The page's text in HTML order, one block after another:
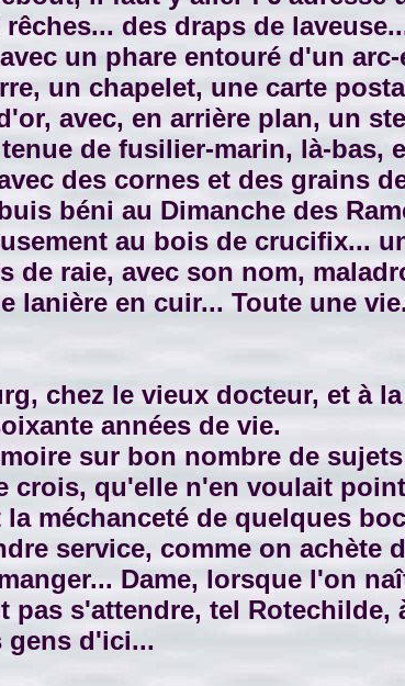
des draps de
un phare entouré d'un
un chapelet, une carte
avec, en arrière plan, un
de fusilier-marin, là-bas,
des cornes et des grains
béni au Dimanche des
au bois de crucifix...
raie, avec son nom,
lanière en cuir... Toute une
chez le vieux docteur, et à
années de vie.
sur bon nombre de
crois, qu'elle n'en voulait
méchanceté de quelques
service, comme on achète
Dame, lorsque l'on
s'attendre, tel Rotechilde,
gens d'ici...